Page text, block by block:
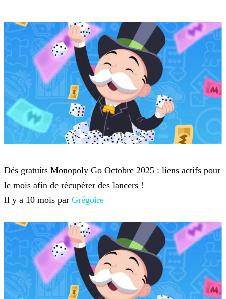
Dés gratuits Monopoly Go Octobre 2025 : liens actifs pour
le mois afin de récupérer des lancers !
Il y a 10 mois par Grégoire